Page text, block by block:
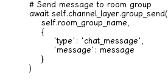
        # Send message to room group
        await self.channel_layer.group_send(
            self.room_group_name,
            {
                'type': 'chat_message',
                'message': message
            }
        )